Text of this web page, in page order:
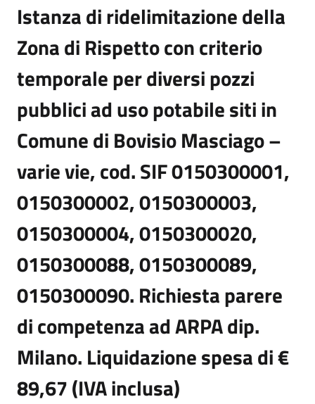
Istanza di ridelimitazione della
Zona di Rispetto con criterio
temporale per diversi pozzi
pubblici ad uso potabile siti in
Comune di Bovisio Masciago –
varie vie, cod. SIF 0150300001,
0150300002, 0150300003,
0150300004, 0150300020,
0150300088, 0150300089,
0150300090. Richiesta parere
di competenza ad ARPA dip.
Milano. Liquidazione spesa di €
89,67 (IVA inclusa)